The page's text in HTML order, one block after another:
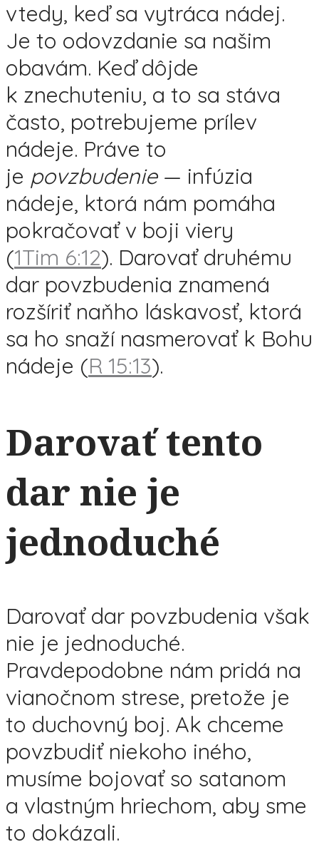
vtedy, keď sa vytráca nádej.
Je to odovzdanie sa našim
obavám. Keď dôjde
k znechuteniu, a to sa stáva
často, potrebujeme prílev
nádeje. Práve to
je povzbudenie— infúzia
nádeje, ktorá nám pomáha
pokračovať v boji viery
(1Tim 6:12). Darovať druhému
dar povzbudenia znamená
rozšíriť naňho láskavosť, ktorá
sa ho snaží nasmerovať k Bohu
nádeje (R 15:13).
Darovať tento
dar nie je
jednoduché
Darovať dar povzbudenia však
nie je jednoduché.
Pravdepodobne nám pridá na
vianočnom strese, pretože je
to duchovný boj. Ak chceme
povzbudiť niekoho iného,
musíme bojovať so satanom
a vlastným hriechom, aby sme
to dokázali.